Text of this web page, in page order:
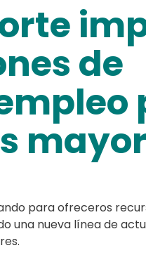
de
para ofreceros
una nueva línea de